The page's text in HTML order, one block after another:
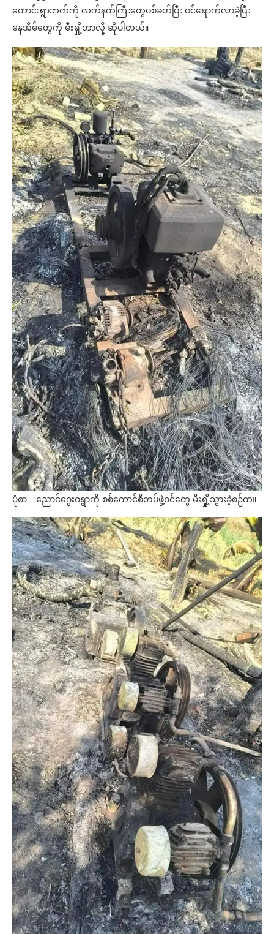
ကောင်းရွာဘက်ကို လက်နက်ကြီးတွေပစ်ခတ်ပြီး ဝင်ရောက်လာခဲ့ပြီး
နေအိမ်တွေကို မီးရှို့တာလို့ ဆိုပါတယ်။
ပုံစာ – ညောင်ဂွေးဝရွာကို စစ်ကောင်စီတပ်ဖွဲ့ဝင်တွေ မီးရှို့သွားခဲ့စဉ်က။